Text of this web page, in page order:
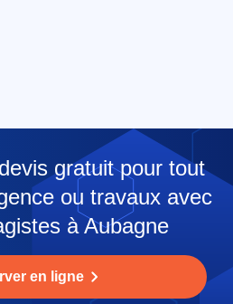
gratuit pour tout
ou travaux avec
à Aubagne
en ligne